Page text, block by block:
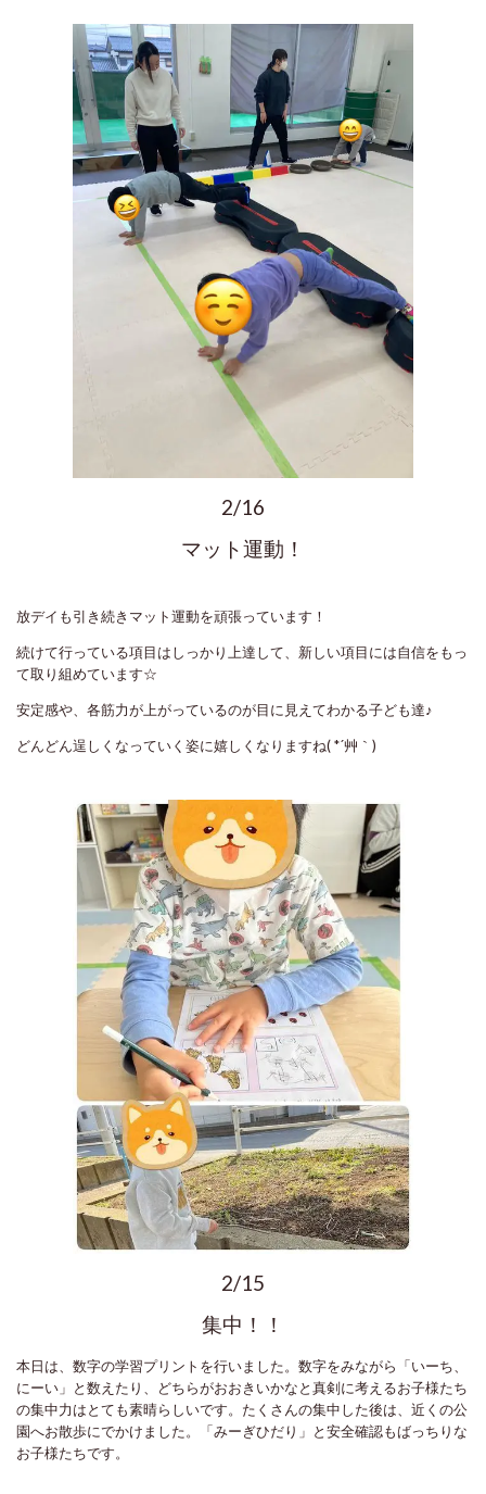
2/16
マット運動！
放デイも引き続きマット運動を頑張っています！
続けて行っている項目はしっかり上達して、新しい項目には自信をもっ
て取り組めています☆
安定感や、各筋力が上がっているのが目に見えてわかる子ども達♪
どんどん逞しくなっていく姿に嬉しくなりますね( *´艸｀)
2/15
集中！！
本日は、数字の学習プリントを行いました。数字をみながら「いーち、
にーい」と数えたり、どちらがおおきいかなと真剣に考えるお子様たち
の集中力はとても素晴らしいです。たくさんの集中した後は、近くの公
園へお散歩にでかけました。「みーぎひだり」と安全確認もばっちりな
お子様たちです。